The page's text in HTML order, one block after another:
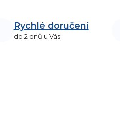
Rychlé doručení
do 2 dnů u Vás